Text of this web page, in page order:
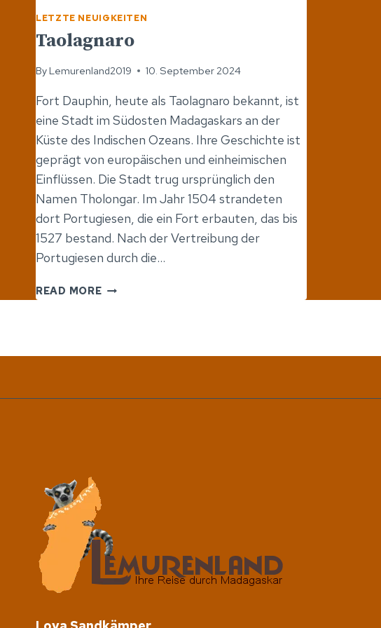
LETZTE NEUIGKEITEN
Taolagnaro
By Lemurenland2019 10. September 2024
Fort Dauphin, heute als Taolagnaro bekannt, ist
eine Stadt im Südosten Madagaskars an der
Küste des Indischen Ozeans. Ihre Geschichte ist
geprägt von europäischen und einheimischen
Einflüssen. Die Stadt trug ursprünglich den
Namen Tholongar. Im Jahr 1504 strandeten
dort Portugiesen, die ein Fort erbauten, das bis
1527 bestand. Nach der Vertreibung der
Portugiesen durch die…
READ MORETAOLAGNARO